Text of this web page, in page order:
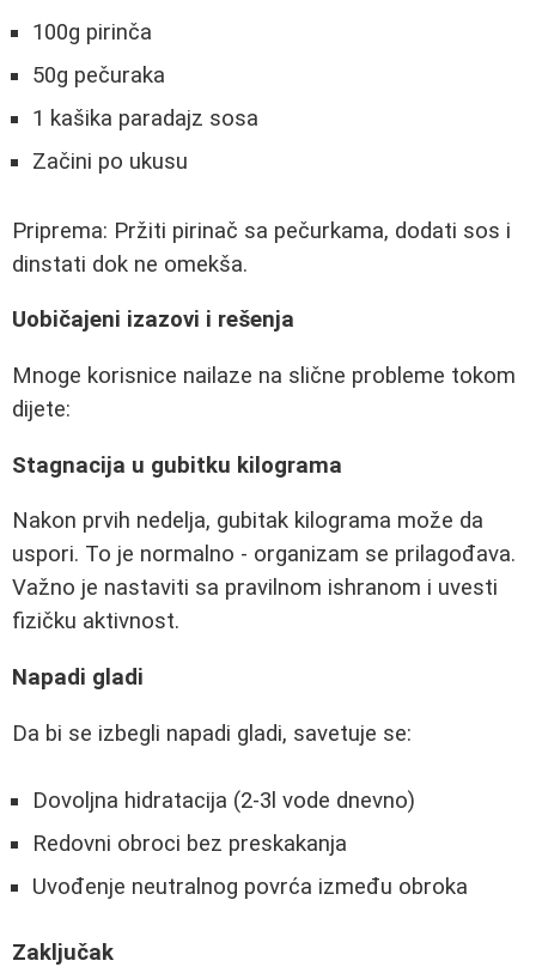
100g pirinča
50g pečuraka
1 kašika paradajz sosa
Začini po ukusu
Priprema: Pržiti pirinač sa pečurkama, dodati sos i
dinstati dok ne omekša.
Uobičajeni izazovi i rešenja
Mnoge korisnice nailaze na slične probleme tokom
dijete:
Stagnacija u gubitku kilograma
Nakon prvih nedelja, gubitak kilograma može da
uspori. To je normalno - organizam se prilagođava.
Važno je nastaviti sa pravilnom ishranom i uvesti
fizičku aktivnost.
Napadi gladi
Da bi se izbegli napadi gladi, savetuje se:
Dovoljna hidratacija (2-3l vode dnevno)
Redovni obroci bez preskakanja
Uvođenje neutralnog povrća između obroka
Zaključak